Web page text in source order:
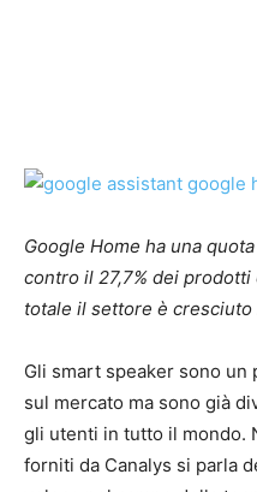
Google Home ha una
contro il 27,7% dei prodotti
totale il settore è cresciuto
Gli smart speaker sono
sul mercato ma sono già
gli utenti in tutto il mondo.
forniti da Canalys si parla